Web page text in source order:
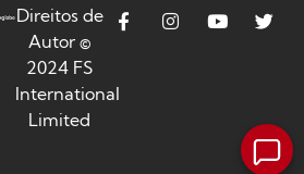
Direitos de
Autor ©
2024 FS
International
Limited